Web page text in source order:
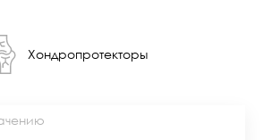
Хондропротекторы